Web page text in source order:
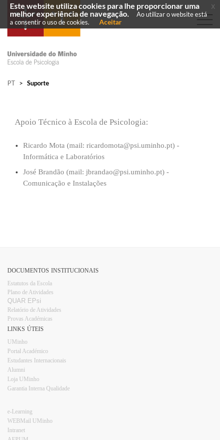
PT > Suporte
Apoio Técnico à Escola de Psicologia:
​Ricardo Mota (mail: ricardomota@psi.uminho.pt) -
Informática e Laboratórios
José Brandão (mail: jbrandao@psi.uminho.pt) -
Comunicação e Instalações​
DOCUMENTOS INSTITUCIONAIS
Estatutos da Escola
Plano d​e Atividades
QUAR EPsi
Relatório de Atividades
Provas Académicas
LINKS ÚTEIS
UMinho
Portal Académico
Estudantes Internacionais​​
Alumni
Loja UMinho​
Garantia Interna Qualidade
e-Learning
WEBMail UMinho
Intranet
Este website utiliza cookies para lhe proporcionar uma
melhor experiência de navegação.
Ao utilizar o website está
a consentir o uso de cookies.
Aceitar
x